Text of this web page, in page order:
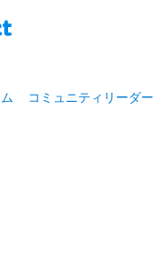
コミュニティリーダー